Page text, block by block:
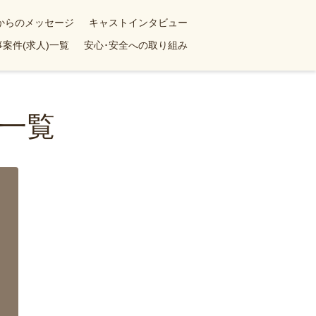
らのメッセージ
キャストインタビュー
案件(求人)一覧 安心･安全への取り組み
覧